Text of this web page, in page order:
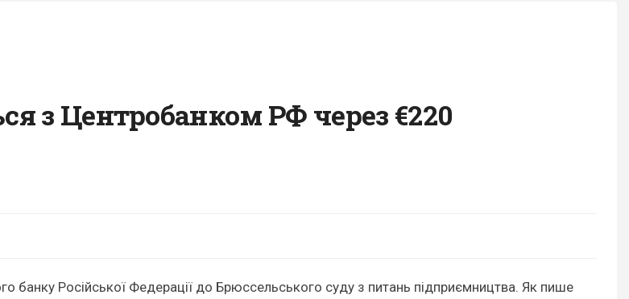
з Центробанком РФ через €220
банку Російської Федерації до Брюссельського суду з питань підприємництва. Як пише